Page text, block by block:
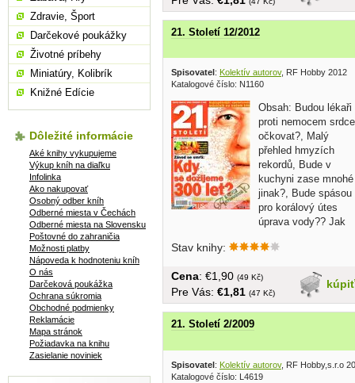
21. Století 12/2012
Spisovatel : Kolektív autorov, RF Hobby 2012
Katalogové číslo: N1160
Obsah: Budou lékaři
proti nemocem srdce
očkovat?, Malý
přehled hmyzích
rekordů, Bude v
kuchyni zase mnohé
jinak?, Bude spásou
pro korálový útes
úprava vody?? Jak
Stav knihy:
kúpiť
Cena: €1,90 (49 Kč)
Pre Vás: €1,81 (47 Kč)
21. Století 2/2009
Spisovatel: Kolektív autorov, RF Hobby,s.r.o
Katalogové číslo: L4619
Zdravie, Šport
Darčekové poukážky
Životné príbehy
Miniatúry, Kolibrík
Knižné Edície
Dôležité informácie
Aké knihy vykupujeme
Výkup kníh na diaľku
Infolinka
Ako nakupovať
Osobný odber kníh
Odberné miesta v Čechách
Odberné miesta na Slovensku
Poštovné do zahraničia
Možnosti platby
Nápoveda k hodnoteniu kníh
O nás
Darčeková poukážka
Ochrana súkromia
Obchodné podmienky
Reklamácie
Mapa stránok
Požiadavka na knihu
Zasielanie noviniek